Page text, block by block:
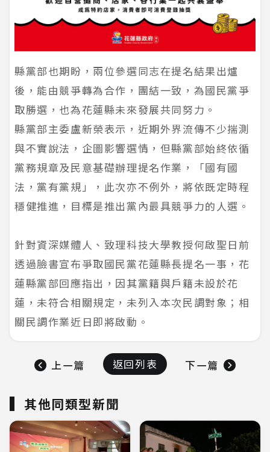
縣黨部也期盼，兩位參選同志在提名結果出爐
後，能由競爭轉為合作，團結一致，為國民黨爭
取勝選，也為花蓮縣未來發展共同努力。
縣黨部主委盧新榮表示，近期外界流傳不少揣測
與不實說法，企圖影響選情，但縣黨部始終依循
黨務規章及民意基礎辦理提名作業，「國有國
法，黨有黨規」，此次亦不例外，將依既定時程
穩健推進，目標是推出黨內最具競爭力的人選。
針對資深媒體人、致理科技大學教授何啟聖日前
透過臉書宣布爭取國民黨花蓮縣長提名一事，花
蓮縣黨部回應指出，因其黨籍與戶籍未設於花
蓮，未符合相關規定，未列入本次民調對象；相
關民調作業近日即將啟動。
上一篇 返回列表 下一篇
其他同類型新聞